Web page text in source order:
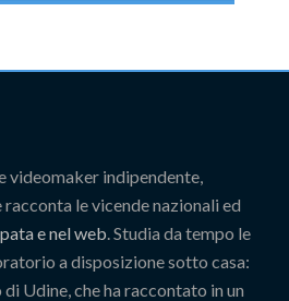
videomaker indipendente,
le vicende nazionali ed
e nel web . Studia da tempo le
a disposizione sotto casa:
Udine, che ha raccontato in un